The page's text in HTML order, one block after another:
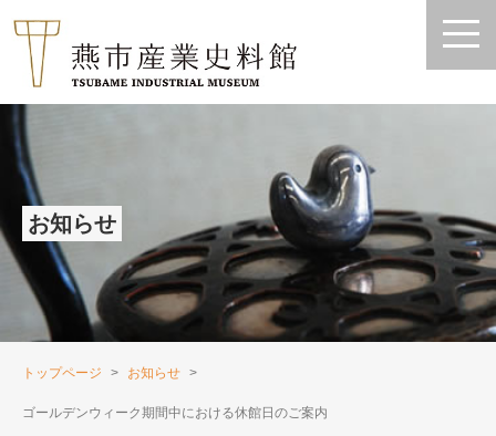
お知らせ
トップページ お知らせ
ゴールデンウィーク期間中における休館日のご案内